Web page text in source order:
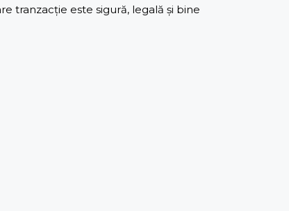
tranzacție este sigură, legală și bine